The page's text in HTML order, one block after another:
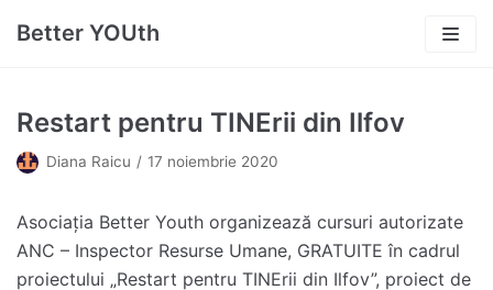
Sari
Better YOUth
Restart pentru TINErii din Ilfov
Diana Raicu 17 noiembrie 2020
Asociația Better Youth organizează cursuri autorizate
ANC – Inspector Resurse Umane, GRATUITE în cadrul
proiectului „Restart pentru TINErii din Ilfov”, proiect de